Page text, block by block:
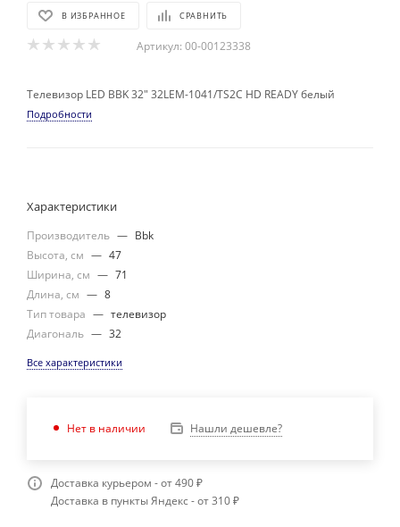
В ИЗБРАННОЕ СРАВНИТЬ
Артикул: 00-00123338
Телевизор LED BBK 32" 32LEM-1041/TS2C HD READY белый
Подробности
Характеристики
Производитель — Bbk
Высота, см — 47
Ширина, см — 71
Длина, см — 8
Тип товара — телевизор
Диагональ — 32
Все характеристики
Нет в наличии Нашли дешевле?
Доставка курьером - от 490 ₽
Доставка в пункты Яндекс - от 310 ₽